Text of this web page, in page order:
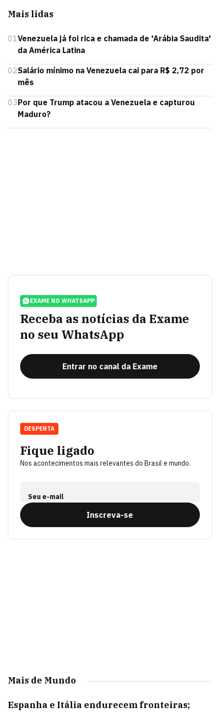
Mais lidas
01 Venezuela já foi rica e chamada de 'Arábia Saudita'
da América Latina
02Salário mínimo na Venezuela cai para R$ 2,72 por
mês
03Por que Trump atacou a Venezuela e capturou
Maduro?
EXAME NO WHATSAPP
Receba as notícias da Exame
no seu WhatsApp
Entrar no canal da Exame
Fique ligado
Nos acontecimentos mais relevantes do Brasil e mundo.
Seu e-mail
Inscreva-se
DESPERTA
Mais de Mundo
Espanha e Itália endurecem fronteiras;